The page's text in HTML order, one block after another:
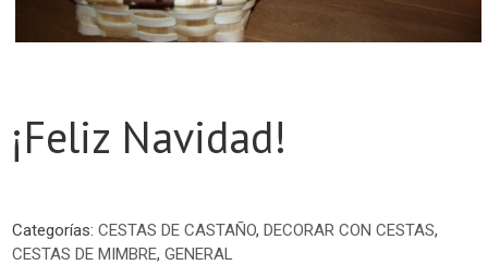
¡Feliz Navidad!
Categorías: CESTAS DE CASTAÑO, DECORAR CON CESTAS,
CESTAS DE MIMBRE, GENERAL